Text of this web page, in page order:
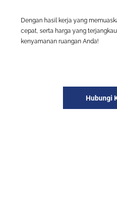
Dengan hasil kerja yang
cepat, serta harga yang
kenyamanan ruangan Anda!
Hubungi